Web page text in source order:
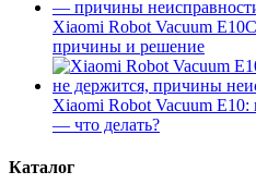
Xiaomi Robot Vacuum
причины и решение
Xiaomi Robot Vacuum
— что делать?
Каталог